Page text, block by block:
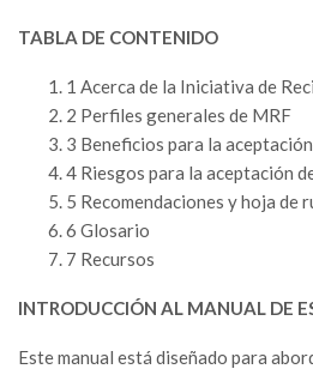
TABLA DE CONTENIDO
1 Acerca de la Iniciativa de
2 Perfiles generales de MRF
3 Beneficios para la
4 Riesgos para la aceptación
5 Recomendaciones y hoja de
6 Glosario
7 Recursos
INTRODUCCIÓN AL MANUAL DE
Este manual está diseñado para